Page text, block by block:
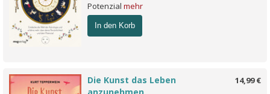
Potenzial mehr
In den Korb
14,99 €
Die Kunst das Leben